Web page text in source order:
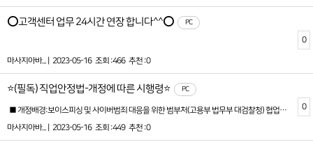
⭕고객센터 업무 24시간 연장 합니다^^⭕ PC
마사지아바... | 2023-05-16 조회 :466 추천 :0
0
⭐(필독) 직업안정법-개정에 따른 시행령⭐ PC
■ 개정배경:보이스피싱 및 사이버범죄 대응을 위한 범부처(고용부 법무부 대검찰청) 협업을 통해 구직자를 보호하기 위하여 직업정보제공사업자는 구인광고 게재시 사업자등록증의 서류를 제출받아야 합니다. ■ 개정내용:직업안정법 시행령 제28조1.구인자의 업체명, 성명 또는사업자등록증 등을 확인할 수 없거나 구인자의 연락처가 사서함등으로 표시되어 구인자의 신원 또는 정보가 확실하지 않은 구인광고를 게재하지 않을것■ 개정에 따른 준수:직업안정법 시행령 개정에 따라 사업자등록증 첨부는 필수항목으로 지정되었습니다.(사업자등록증의 필수 기재항목: 사업자등록번호, 대표자명, 개업연월일, 사업장명, 소재지)※ 필수항목을 마킹하거나 확인이 안되는경우 반려처리 됩니다.■ 시행일: 2023년 3월 28일 부터 시행 ■ 직업안정법 개정준수를 위한 사이트-운영정책:신규회원:폐업 및 휴업상태의 사업자 이거나 사업자등록증이 첨부되지 않은 신규회원은 구인광고를 등록이 불가합니다.기존회원:사업자인증이 승인되었다 하더라도 사업자등록증이 첨부되지 않았으면 사업자미인증으로 간주되어 구인광고를 등록(연장)할수 없습니다.
마사지아바... |
2023-05-16 조회 :449 추천 :0
0